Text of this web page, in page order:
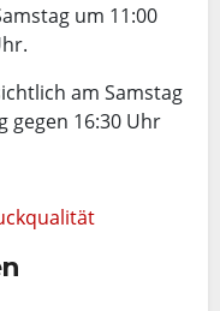
um 11:00
am Samstag
gegen 16:30 Uhr